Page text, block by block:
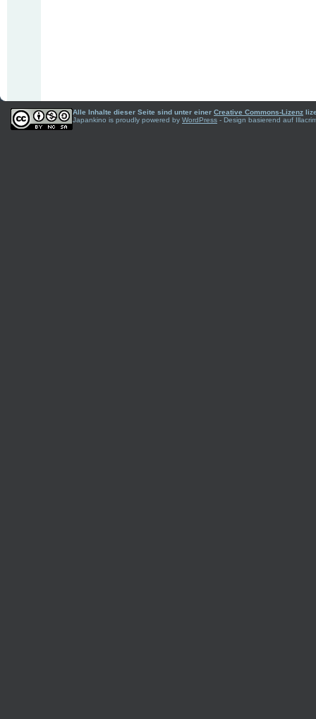
Alle Inhalte dieser Seite sind unter einer Creative Commons-Lizenz
Japankino is proudly powered by WordPress - Design basierend auf